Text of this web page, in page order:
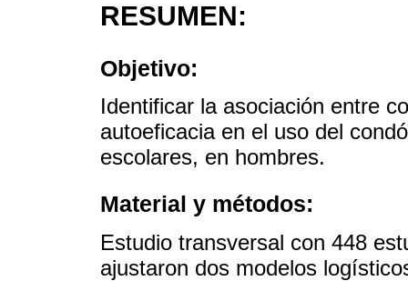
RESUMEN:
Objetivo:
Identificar la asociación entre
autoeficacia en el uso del
escolares, en hombres.
Material y métodos:
Estudio transversal con 448
ajustaron dos modelos